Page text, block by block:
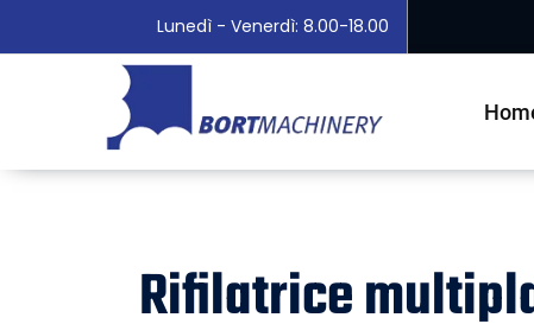
Lunedì - Venerdì: 8.00-18.00
Rifilatrice